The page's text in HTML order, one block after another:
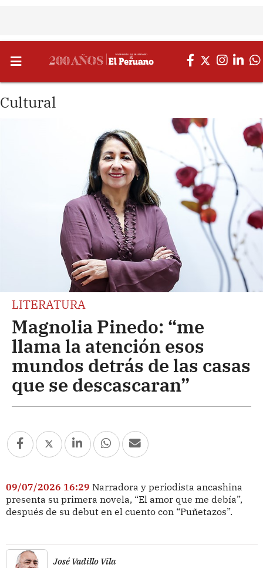
Cultural
LITERATURA
Magnolia Pinedo: “me
llama la atención esos
mundos detrás de las casas
que se descascaran”
09/07/2026 16:29 Narradora y periodista ancashina
presenta su primera novela, “El amor que me debía”,
después de su debut en el cuento con “Puñetazos”.
José Vadillo Vila